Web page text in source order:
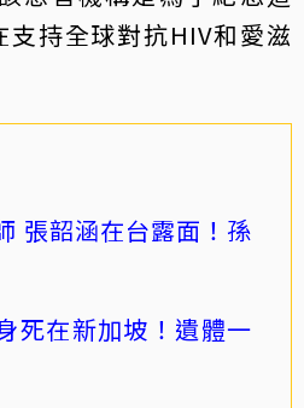
持全球對抗HIV和愛滋
張韶涵在台露面！孫
死在新加坡！遺體一